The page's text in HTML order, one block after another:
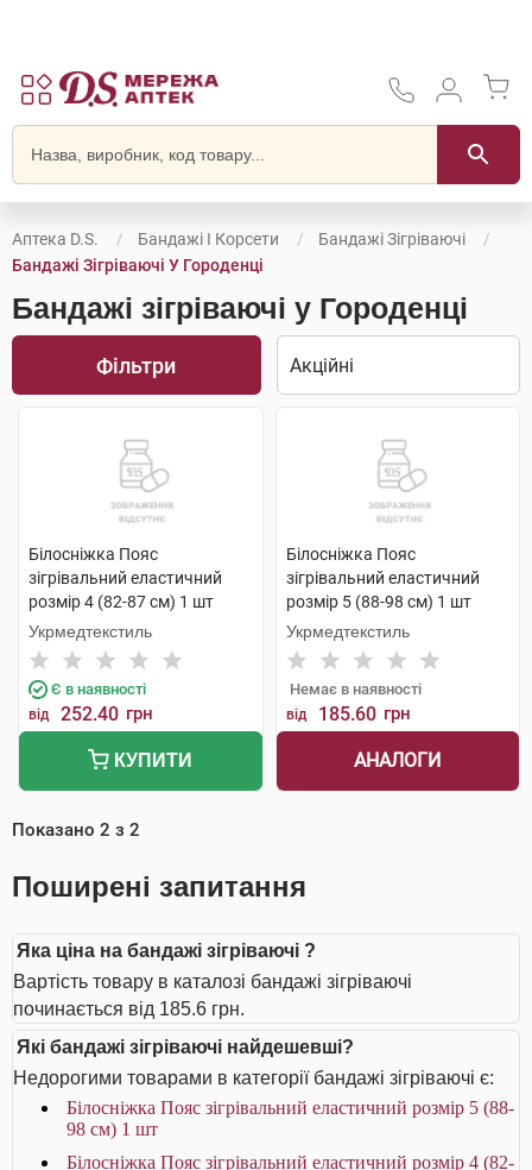
Аптека D.S. Бандажі І Корсети
Бандажі Зігріваючі
Бандажі Зігріваючі У Городенці
Бандажі зігріваючі у Городенці
Фільтри
Білосніжка Пояс
зігрівальний еластичний
розмір 4 (82-87 см) 1 шт
Укрмедтекстиль
Є в наявності
від 252.40 грн
КУПИТИ
Білосніжка Пояс
зігрівальний еластичний
розмір 5 (88-98 см) 1 шт
Укрмедтекстиль
Немає в наявності
від 185.60 грн
АНАЛОГИ
Показано 2 з 2
Поширені запитання
Яка ціна на бандажі зігріваючі ?
Вартість товару в каталозі бандажі зігріваючі
починається від 185.6 грн.
Які бандажі зігріваючі найдешевші?
Недорогими товарами в категорії бандажі зігріваючі є:
Білосніжка Пояс зігрівальний еластичний розмір 5 (88-
98 см) 1 шт
Білосніжка Пояс зігрівальний еластичний розмір 4 (82-